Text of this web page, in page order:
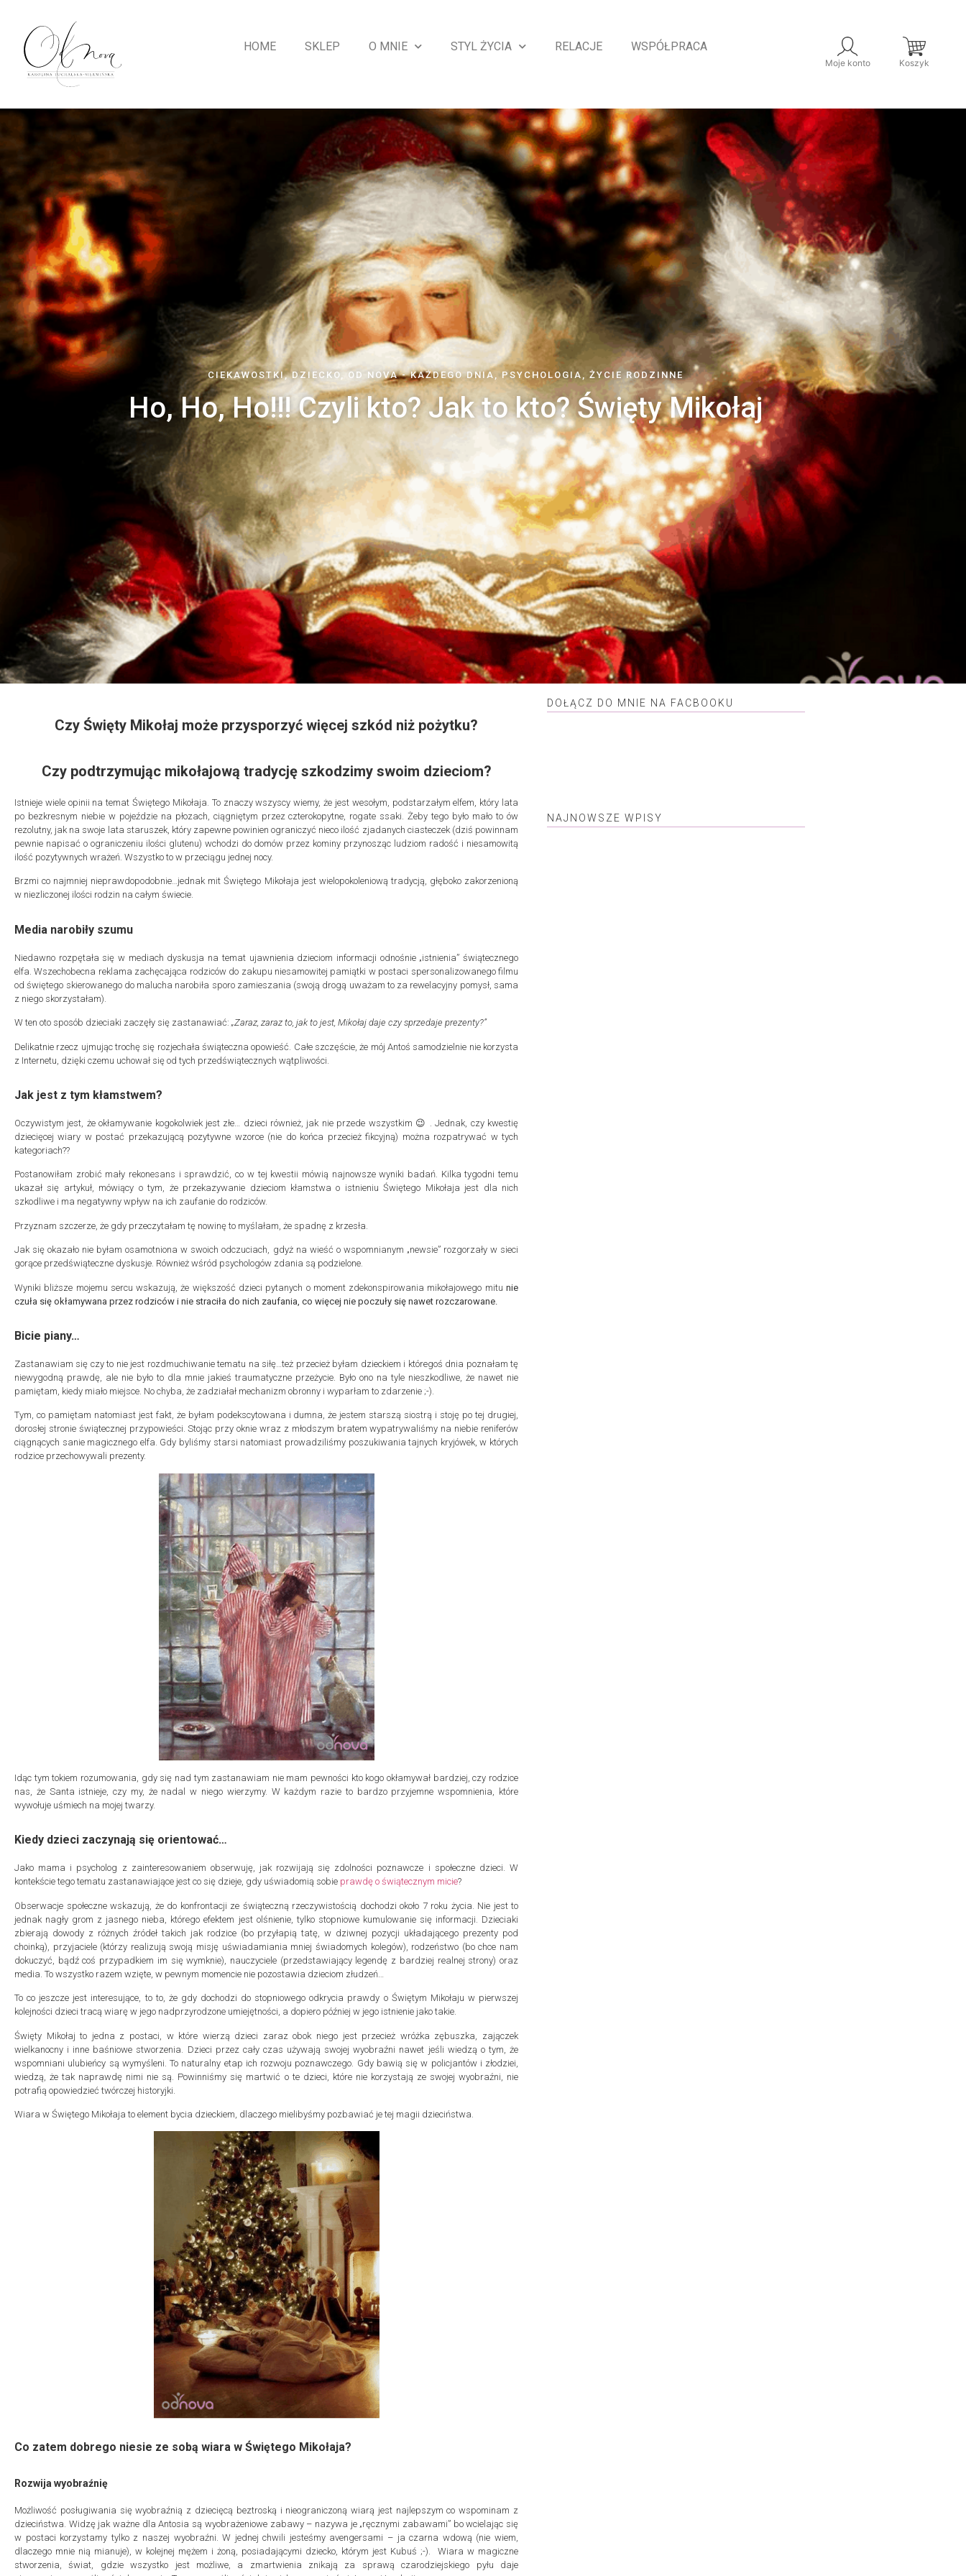
HOME SKLEP O MNIE STYL ŻYCIA RELACJE WSPÓŁPRACA
Moje konto Koszyk
CIEKAWOSTKI,DZIECKO OD NOVA - KAŻDEGO DNIA PSYCHOLOGIA ŻYCIE RODZINNE
Ho, Ho, Ho!!! Czyli kto? Jak to kto? Święty Mikołaj
Czy Święty Mikołaj może przysporzyć więcej szkód niż pożytku?
Czy podtrzymując mikołajową tradycję szkodzimy swoim dzieciom?
Istnieje wiele opinii na temat Świętego Mikołaja. To znaczy wszyscy wiemy, że jest wesołym, podstarzałym elfem, który lata
po bezkresnym niebie w pojeździe na płozach, ciągniętym przez czterokopytne, rogate ssaki. Żeby tego było mało to ów
rezolutny, jak na swoje lata staruszek, który zapewne powinien ograniczyć nieco ilość zjadanych ciasteczek (dziś powinnam
pewnie napisać o ograniczeniu ilości glutenu) wchodzi do domów przez kominy przynosząc ludziom radość i niesamowitą
ilość pozytywnych wrażeń. Wszystko to w przeciągu jednej nocy.
Brzmi co najmniej nieprawdopodobnie…jednak mit Świętego Mikołaja jest wielopokoleniową tradycją, głęboko zakorzenioną
w niezliczonej ilości rodzin na całym świecie.
Media narobiły szumu
Niedawno rozpętała się w mediach dyskusja na temat ujawnienia dzieciom informacji odnośnie „istnienia” świątecznego
elfa. Wszechobecna reklama zachęcająca rodziców do zakupu niesamowitej pamiątki w postaci spersonalizowanego filmu
od świętego skierowanego do malucha narobiła sporo zamieszania (swoją drogą uważam to za rewelacyjny pomysł, sama
z niego skorzystałam).
W ten oto sposób dzieciaki zaczęły się zastanawiać: „Zaraz, zaraz to, jak to jest, Mikołaj daje czy sprzedaje prezenty?”
Delikatnie rzecz ujmując trochę się rozjechała świąteczna opowieść. Całe szczęście, że mój Antoś samodzielnie nie korzysta
z Internetu, dzięki czemu uchował się od tych przedświątecznych wątpliwości.
Jak jest z tym kłamstwem?
Oczywistym jest, że okłamywanie kogokolwiek jest złe… dzieci również, jak nie przede wszystkim 😉 . Jednak, czy kwestię
dziecięcej wiary w postać przekazującą pozytywne wzorce (nie do końca przecież fikcyjną) można rozpatrywać w tych
kategoriach??
Postanowiłam zrobić mały rekonesans i sprawdzić, co w tej kwestii mówią najnowsze wyniki badań. Kilka tygodni temu
ukazał się artykuł, mówiący o tym, że przekazywanie dzieciom kłamstwa o istnieniu Świętego Mikołaja jest dla nich
szkodliwe i ma negatywny wpływ na ich zaufanie do rodziców.
Przyznam szczerze, że gdy przeczytałam tę nowinę to myślałam, że spadnę z krzesła.
Jak się okazało nie byłam osamotniona w swoich odczuciach, gdyż na wieść o wspomnianym „newsie” rozgorzały w sieci
gorące przedświąteczne dyskusje. Również wśród psychologów zdania są podzielone.
Wyniki bliższe mojemu sercu wskazują, że większość dzieci pytanych o moment zdekonspirowania mikołajowego mitu nie
czuła się okłamywana przez rodziców i nie straciła do nich zaufania, co więcej nie poczuły się nawet rozczarowane.
Bicie piany…
Zastanawiam się czy to nie jest rozdmuchiwanie tematu na siłę…też przecież byłam dzieckiem i któregoś dnia poznałam tę
niewygodną prawdę, ale nie było to dla mnie jakieś traumatyczne przeżycie. Było ono na tyle nieszkodliwe, że nawet nie
pamiętam, kiedy miało miejsce. No chyba, że zadziałał mechanizm obronny i wyparłam to zdarzenie ;-).
Tym, co pamiętam natomiast jest fakt, że byłam podekscytowana i dumna, że jestem starszą siostrą i stoję po tej drugiej,
dorosłej stronie świątecznej przypowieści. Stojąc przy oknie wraz z młodszym bratem wypatrywaliśmy na niebie reniferów
ciągnących sanie magicznego elfa. Gdy byliśmy starsi natomiast prowadziliśmy poszukiwania tajnych kryjówek, w których
rodzice przechowywali prezenty.
Idąc tym tokiem rozumowania, gdy się nad tym zastanawiam nie mam pewności kto kogo okłamywał bardziej, czy rodzice
nas, że Santa istnieje, czy my, że nadal w niego wierzymy. W każdym razie to bardzo przyjemne wspomnienia, które
wywołuje uśmiech na mojej twarzy.
Kiedy dzieci zaczynają się orientować…
Jako mama i psycholog z zainteresowaniem obserwuję, jak rozwijają się zdolności poznawcze i społeczne dzieci. W
kontekście tego tematu zastanawiające jest co się dzieje, gdy uświadomią sobie prawdę o świątecznym micie?
Obserwacje społeczne wskazują, że do konfrontacji ze świąteczną rzeczywistością dochodzi około 7 roku życia. Nie jest to
jednak nagły grom z jasnego nieba, którego efektem jest olśnienie, tylko stopniowe kumulowanie się informacji. Dzieciaki
zbierają dowody z różnych źródeł takich jak rodzice (bo przyłapią tatę, w dziwnej pozycji układającego prezenty pod
choinką), przyjaciele (którzy realizują swoją misję uświadamiania mniej świadomych kolegów), rodzeństwo (bo chce nam
dokuczyć, bądź coś przypadkiem im się wymknie), nauczyciele (przedstawiający legendę z bardziej realnej strony) oraz
media. To wszystko razem wzięte, w pewnym momencie nie pozostawia dzieciom złudzeń…
To co jeszcze jest interesujące, to to, że gdy dochodzi do stopniowego odkrycia prawdy o Świętym Mikołaju w pierwszej
kolejności dzieci tracą wiarę w jego nadprzyrodzone umiejętności, a dopiero później w jego istnienie jako takie.
Święty Mikołaj to jedna z postaci, w które wierzą dzieci zaraz obok niego jest przecież wróżka zębuszka, zajączek
wielkanocny i inne baśniowe stworzenia. Dzieci przez cały czas używają swojej wyobraźni nawet jeśli wiedzą o tym, że
wspomniani ulubieńcy są wymyśleni. To naturalny etap ich rozwoju poznawczego. Gdy bawią się w policjantów i złodziei,
wiedzą, że tak naprawdę nimi nie są. Powinniśmy się martwić o te dzieci, które nie korzystają ze swojej wyobraźni, nie
potrafią opowiedzieć twórczej historyjki.
Wiara w Świętego Mikołaja to element bycia dzieckiem, dlaczego mielibyśmy pozbawiać je tej magii dzieciństwa.
Co zatem dobrego niesie ze sobą wiara w Świętego Mikołaja?
Rozwija wyobraźnię
Możliwość posługiwania się wyobraźnią z dziecięcą beztroską i nieograniczoną wiarą jest najlepszym co wspominam z
dzieciństwa. Widzę jak ważne dla Antosia są wyobrażeniowe zabawy – nazywa je „ręcznymi zabawami” bo wcielając się
w postaci korzystamy tylko z naszej wyobraźni. W jednej chwili jesteśmy avengersami – ja czarna wdową (nie wiem,
dlaczego mnie nią mianuje), w kolejnej mężem i żoną, posiadającymi dziecko, którym jest Kubuś ;-). Wiara w magiczne
stworzenia, świat, gdzie wszystko jest możliwe, a zmartwienia znikają za sprawą czarodziejskiego pyłu daje
DOŁĄCZ DO MNIE NA FACBOOKU
NAJNOWSZE WPISY